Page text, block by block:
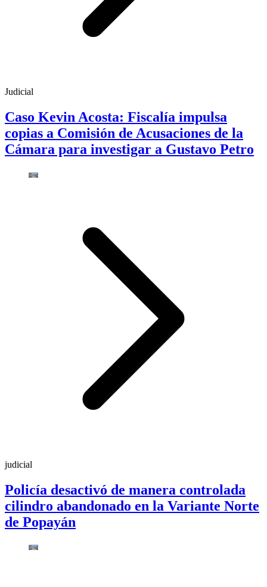
Judicial
Caso Kevin Acosta: Fiscalía impulsa
copias a Comisión de Acusaciones de la
Cámara para investigar a Gustavo Petro
judicial
Policía desactivó de manera controlada
cilindro abandonado en la Variante Norte
de Popayán